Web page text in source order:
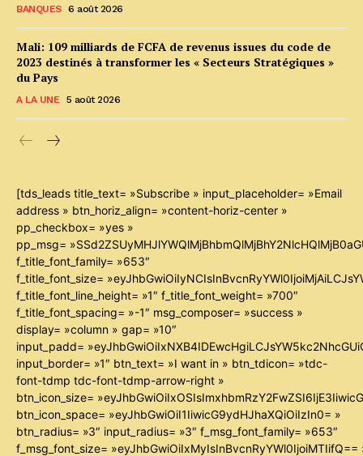
BANQUES 6 août 2026
Mali: 109 milliards de FCFA de revenus issues du code de
2023 destinés à transformer les « Secteurs Stratégiques »
du Pays
A LA UNE 5 août 2026
[tds_leads title_text= »Subscribe » input_placeholder= »Email
address » btn_horiz_align= »content-horiz-center »
pp_checkbox= »yes »
pp_msg=
f_title_font_family= »653″
f_title_font_size=
f_title_font_line_height= »1″ f_title_font_weight= »700″
f_title_font_spacing= »-1″ msg_composer= »success »
display= »column » gap= »10″
input_padd=
input_border= »1″ btn_text= »I want in » btn_tdicon= »tdc-
font-tdmp tdc-font-tdmp-arrow-right »
btn_icon_size=
btn_icon_space= »eyJhbGwiOiI1IiwicG9ydHJhaXQiOiIzIn0= »
btn_radius= »3″ input_radius= »3″ f_msg_font_family= »653″
f_msg_font_size= »eyJhbGwiOiIxMyIsInBvcnRyYWl0IjoiMTIifQ==